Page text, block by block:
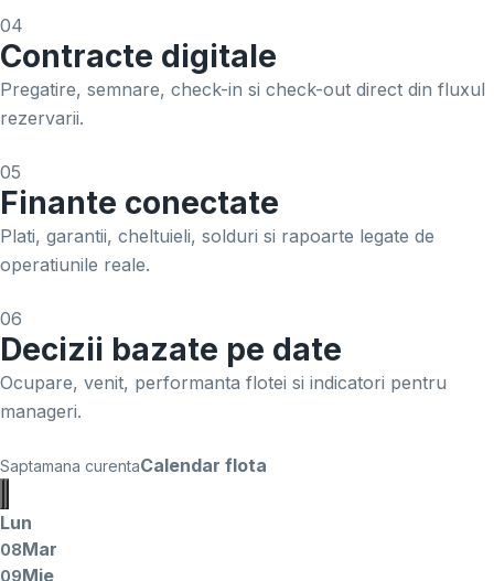
04
Contracte digitale
Pregatire, semnare, check-in si check-out direct din fluxul
rezervarii.
05
Finante conectate
Plati, garantii, cheltuieli, solduri si rapoarte legate de
operatiunile reale.
06
Decizii bazate pe date
Ocupare, venit, performanta flotei si indicatori pentru
manageri.
Saptamana curentaCalendar flota
Lun
08Mar
09Mie